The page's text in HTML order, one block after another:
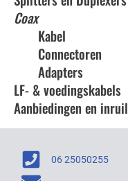
Coax
Kabel
Connectoren
Adapters
LF- & voedingskabels
Aanbiedingen en inruil
06 25050255